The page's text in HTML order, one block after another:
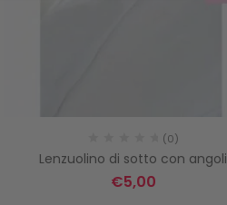
(0)
Lenzuolino di sotto con angoli
€5,00